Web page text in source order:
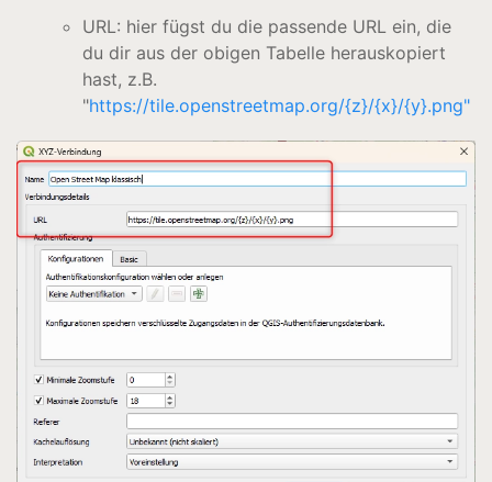
URL: hier fügst du die passende URL ein, die
du dir aus der obigen Tabelle herauskopiert
hast, z.B.
"https://tile.openstreetmap.org/{z}/{x}/{y}.png"